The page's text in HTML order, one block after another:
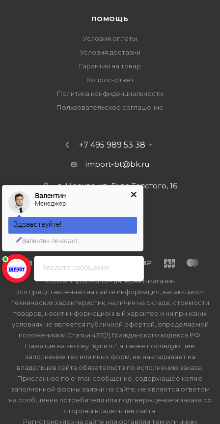
ПОМОЩЬ
Условия оплаты
Условия доставки
Гарантия на товар
Вопрос-ответ
Политика конфиденциальности
Пользовательское соглашение
+7 495 989 53 38
import-bt@bk.ru
г. Москва, ул. Льва Толстого, 16
2026 © Import-bt.ru - интернет-магазин
Вся представленная на сайте информация, касающаяся
технических характеристик, наличия на складе, стоимости
товаров, носит информационный характер и ни при каких
условиях не является публичной офертой, определяемой
положениями Статьи 437(2) Гражданского кодекса РФ.
Нажатие на кнопку "купить", а также последующее
заполнение тех или иных форм, не накладывает на
владельцев сайта обязательств по исполнению заказа.
Присланное по e-mail сообщение, содержащее копию
заполненной формы заявки на сайте, не является ответом
на сообщение потребителя или подтверждением заказа со
стороны владельцев сайта.
Регистрируясь на сайте или оставляя тем или иным
Введите сообщение
Валентин
Менеджер
Здравствуйте!
Валентин печатает...